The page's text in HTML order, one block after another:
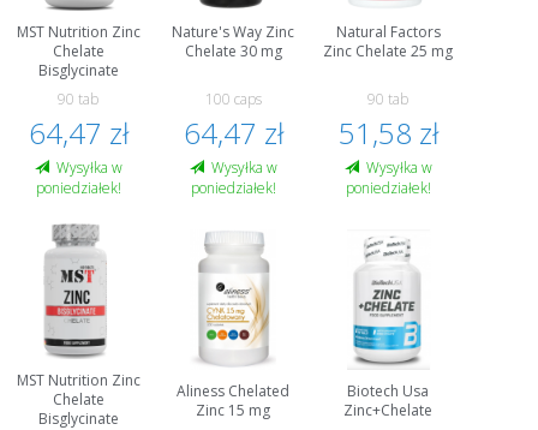
MST Nutrition Zinc
Chelate
Bisglycinate
90 tab
64,47 zł
Wysyłka w
poniedziałek!
Nature's Way Zinc
Chelate 30 mg
100 caps
64,47 zł
Wysyłka w
poniedziałek!
Natural Factors
Zinc Chelate 25 mg
90 tab
51,58 zł
Wysyłka w
poniedziałek!
MST Nutrition Zinc
Chelate
Bisglycinate
Aliness Chelated
Zinc 15 mg
Biotech Usa
Zinc+Chelate